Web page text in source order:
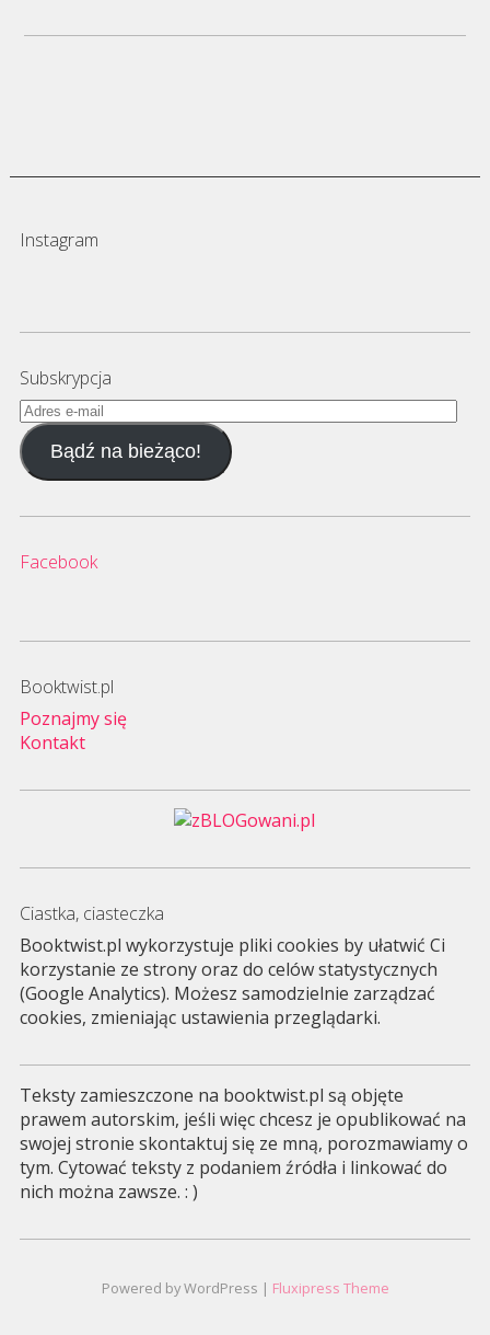
Instagram
Subskrypcja
Adres
e-
mailBądź na bieżąco!
Facebook
Booktwist.pl
Poznajmy się
Kontakt
Ciastka, ciasteczka
Booktwist.pl wykorzystuje pliki cookies by ułatwić Ci
korzystanie ze strony oraz do celów statystycznych
(Google Analytics). Możesz samodzielnie zarządzać
cookies, zmieniając ustawienia przeglądarki.
Teksty zamieszczone na booktwist.pl są objęte
prawem autorskim, jeśli więc chcesz je opublikować na
swojej stronie skontaktuj się ze mną, porozmawiamy o
tym. Cytować teksty z podaniem źródła i linkować do
nich można zawsze. : )
Powered by WordPress | Fluxipress Theme